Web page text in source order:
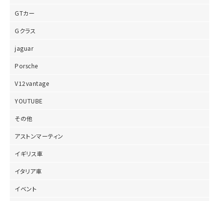
GTカー
Gクラス
jaguar
Porsche
V12vantage
YOUTUBE
その他
アストンマーティン
イギリス車
イタリア車
イベント